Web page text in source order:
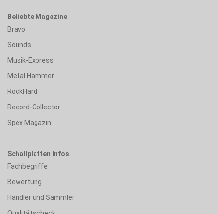
Beliebte Magazine
Bravo
Sounds
Musik-Express
Metal Hammer
RockHard
Record-Collector
Spex Magazin
Schallplatten Infos
Fachbegriffe
Bewertung
Händler und Sammler